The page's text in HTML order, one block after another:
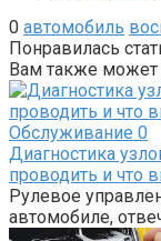
0 автомобиль
Понравилась
Вам также может
Обслуживание 0
Диагностика
проводить и что
Рулевое
автомобиле,